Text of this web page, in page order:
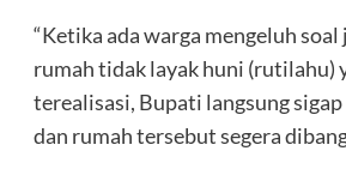
‎“Ketika ada warga mengeluh
rumah tidak layak huni (rutilahu)
terealisasi, Bupati langsung
dan rumah tersebut segera